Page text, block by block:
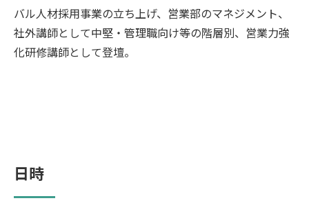
バル人材採用事業の立ち上げ、営業部のマネジメント、
社外講師として中堅・管理職向け等の階層別、営業力強
化研修講師として登壇。
日時